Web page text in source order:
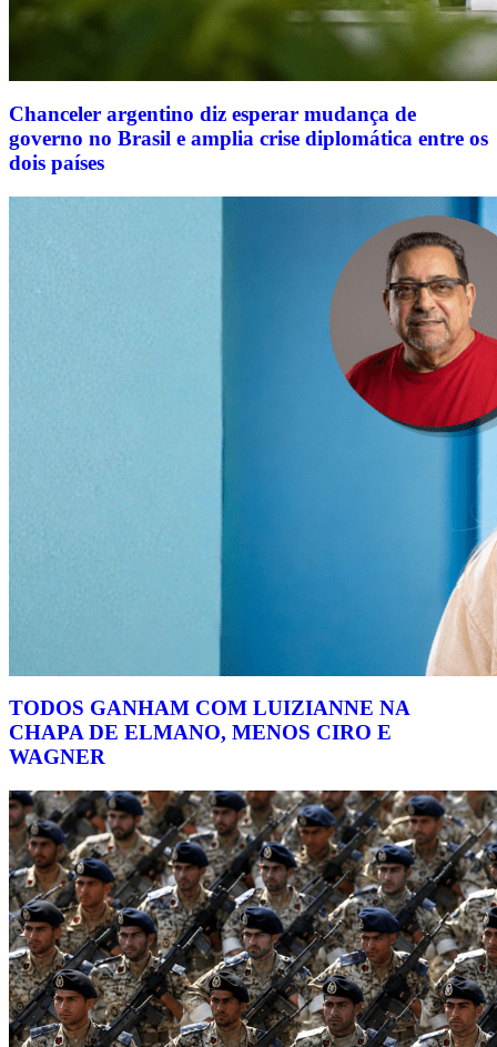
Chanceler argentino diz esperar mudança de
governo no Brasil e amplia crise diplomática entre os
dois países
TODOS GANHAM COM LUIZIANNE NA
CHAPA DE ELMANO, MENOS CIRO E
WAGNER